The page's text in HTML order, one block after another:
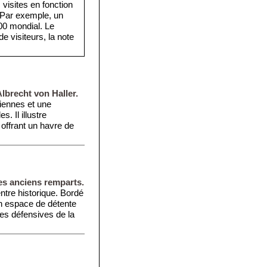
en fonction
exemple, un
mondial. Le
visiteurs, la note
von Haller.
et une
Il illustre
un havre de
anciens remparts.
historique. Bordé
espace de détente
défensives de la